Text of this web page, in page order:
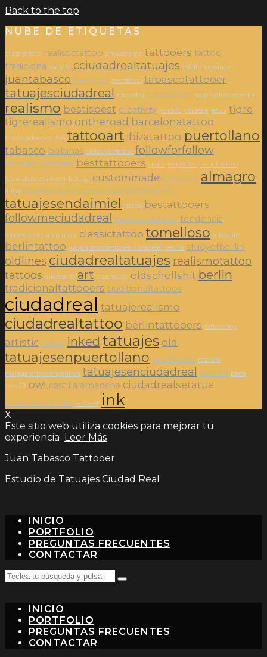
Back to the top
NUBE DE ETIQUETAS
ciudadreale realistictattoo amazingink tattooers tattoo
tradicional getafe cciudadrealtatuajes inklife aranjuez
juantabasco berlincity tradtattoo tabascotattooer
tatuajesciudadreal mostoles tradworkers trap tattooersberlin
realismo bestisbest creativity madrid valdepe eeuu tigre
tigrerealismo ontheroad barcelonatattoo
blackandgreytattoo tattooart ibizatattoo puertollano
tabasco bobinas oldschooltattoo followforfollow
tatuajeciudadreal besttattooers spain traptattoo zurichtattoo
juantabascotattooer tatuaje custommade followme almagro
inkig blackworkers tattooersberlin671346146
tatuajesendaimiel triana bestattooers
followmeciudadreal traditionaltattoo tendencia
inkedsociety inkmaster classictattoo tomelloso inkedlife
berlintattoo juantabascotattooerciudadreal sevilla studyofberlin
oldlines ciudadrealtatuajes realismotattoo
tattoos inkedgirls art trapmusic oldschollshit berlin
tradicionaltattooers traditionaltattoos
ciudadreal tatuajerealismo
ciudadrealtattoo berlintattooers tattooshop
artistic follow inked tatuajes old
tatuajesenpuertollano blackworks realism
malagatattooconvention tatuajesenciudadreal daimiel
parla
crossfit owl castillalamancha ciudadrealsetatua
tatuandoenberlin tattooer ink
X
Este sitio web utiliza cookies para mejorar tu
experiencia Leer Más
Juan Tabasco Tattooer
Estudio de Tatuajes Ciudad Real
INICIO
PORTFOLIO
PREGUNTAS FRECUENTES
CONTACTAR
Search
for:
Teclea
intro…
INICIO
PORTFOLIO
PREGUNTAS FRECUENTES
CONTACTAR